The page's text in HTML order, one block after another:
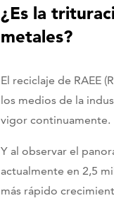
¿Es la
metales?
El reciclaje de RAEE
los medios de la
vigor continuamente.
Y al observar el
actualmente en 2,5
más rápido